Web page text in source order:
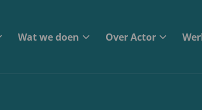
Wat we doen Over Actor